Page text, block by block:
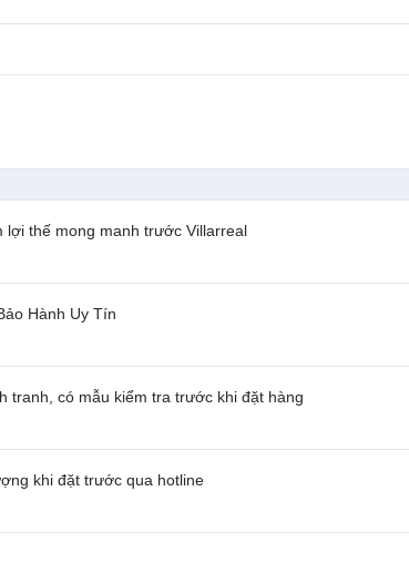
lợi thế mong manh trước Villarreal
Hành Uy Tín
tranh, có mẫu kiểm tra trước khi đặt hàng
khi đặt trước qua hotline